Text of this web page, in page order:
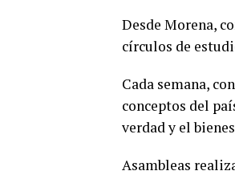
Desde Morena,
círculos de
Cada semana,
conceptos del
verdad y el
Asambleas